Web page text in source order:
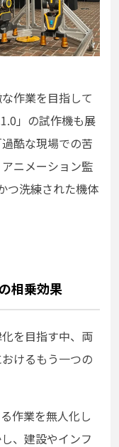
作業を目指して
」の試作機も展
酷な現場での苦
ニメーション監
つ洗練された機体
相乗効果
を目指す中、両
けるもう一つの
作業を無人化し
、建設やインフ